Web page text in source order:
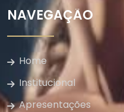
NAVEGAÇÃO
Home
Institucional
Apresentações